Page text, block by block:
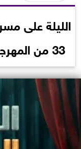
الليلة على
33 من المهرجان الختامي لنوادي المسرح